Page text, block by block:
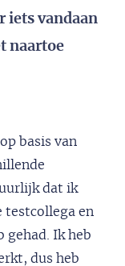
iets vandaan
naartoe
basis van
dat ik
testcollega en
gehad. Ik heb
dus heb